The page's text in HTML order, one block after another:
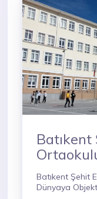
Batıkent Şehit
Dünyaya